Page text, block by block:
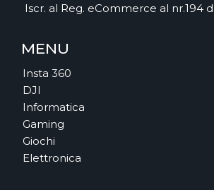
Iscr. al Reg. eCommerce al nr.194
MENU
Insta 360
DJI
Informatica
Gaming
Giochi
Elettronica